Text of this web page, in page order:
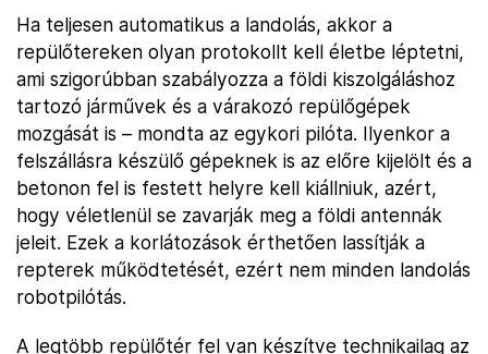
Ha teljesen automatikus a landolás, akkor a
repülőtereken olyan protokollt kell életbe léptetni,
ami szigorúbban szabályozza a földi kiszolgáláshoz
tartozó járművek és a várakozó repülőgépek
mozgását is – mondta az egykori pilóta. Ilyenkor a
felszállásra készülő gépeknek is az előre kijelölt és a
betonon fel is festett helyre kell kiállniuk, azért,
hogy véletlenül se zavarják meg a földi antennák
jeleit. Ezek a korlátozások érthetően lassítják a
repterek működtetését, ezért nem minden landolás
robotpilótás.
A legtöbb repülőtér fel van készítve technikailag az